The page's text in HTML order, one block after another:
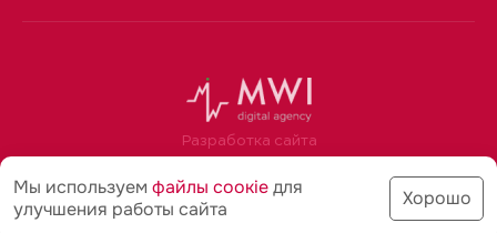
Разработка сайта
Мы используем файлы соoкіедля
улучшения работы сайта
Хорошо